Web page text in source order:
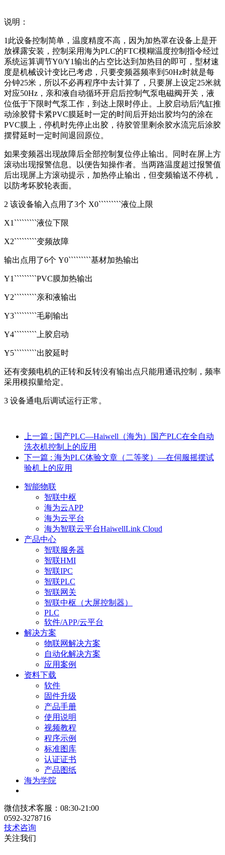
说明：
1此设备控制简单，温度精度不高，因为加热罩在设备上是开
放裸露安装，控制采用海为PLC的FTC模糊温度控制指令经过
系统运算调节Y0/Y1输出的占空比达到加热目的即可，型材速
度是机械设计变比已考虑，只要变频器频率到50Hz时就是每
分钟25米，所以不必再程序中去计算了，只要屏上设定25米就
对应50Hz，亲和液自动循环开启后控制气泵电磁阀开关，液
位低于下限时气泵工作，到达上限时停止。上胶启动后汽缸推
动涂胶臂卡紧PVC膜延时一定的时间后开始出胶均匀的涂在
PVC膜上，停机时先停止出胶，待胶管里剩余胶水流完后涂胶
摆臂延时一定时间退回原位。
如果变频器出现故障后全部控制复位停止输出。同时在屏上方
滚动出现报警信息。以便告知操作者。当两路温度超过报警值
后出现屏上方滚动提示，加热停止输出，但变频输送不停机，
以防考坏胶轮表面。
2 该设备输入点用了3个 X0`````````液位上限
X1`````````液位下限
X2`````````变频故障
输出点用了6个 Y0`````````基材加热输出
Y1`````````PVC膜加热输出
Y2`````````亲和液输出
Y3`````````毛刷输出
Y4`````````上胶启动
Y5`````````出胶延时
还有变频电机的正转和反转没有输出点只能用通讯控制，频率
采用模拟量给定。
3 设备通电后调试运行正常。
上一篇 : 国产PLC—Haiwell（海为）国产PLC在全自动
洗衣机控制上的应用
下一篇 : 海为PLC体验文章（二等奖）—在伺服摇摆试
验机上的应用
智能物联
智联中枢
海为云APP
海为云平台
海为智联云平台HaiwellLink Cloud
产品中心
智联服务器
智联HMI
智联IPC
智联PLC
智联网关
智联中枢（大屏控制器）
PLC
软件/APP/云平台
解决方案
物联网解决方案
自动化解决方案
应用案例
资料下载
软件
固件升级
产品手册
使用说明
视频教程
程序示例
标准图库
认证证书
产品图纸
海为学院
微信技术客服：08:30-21:00
0592-3278716
技术咨询
关注我们